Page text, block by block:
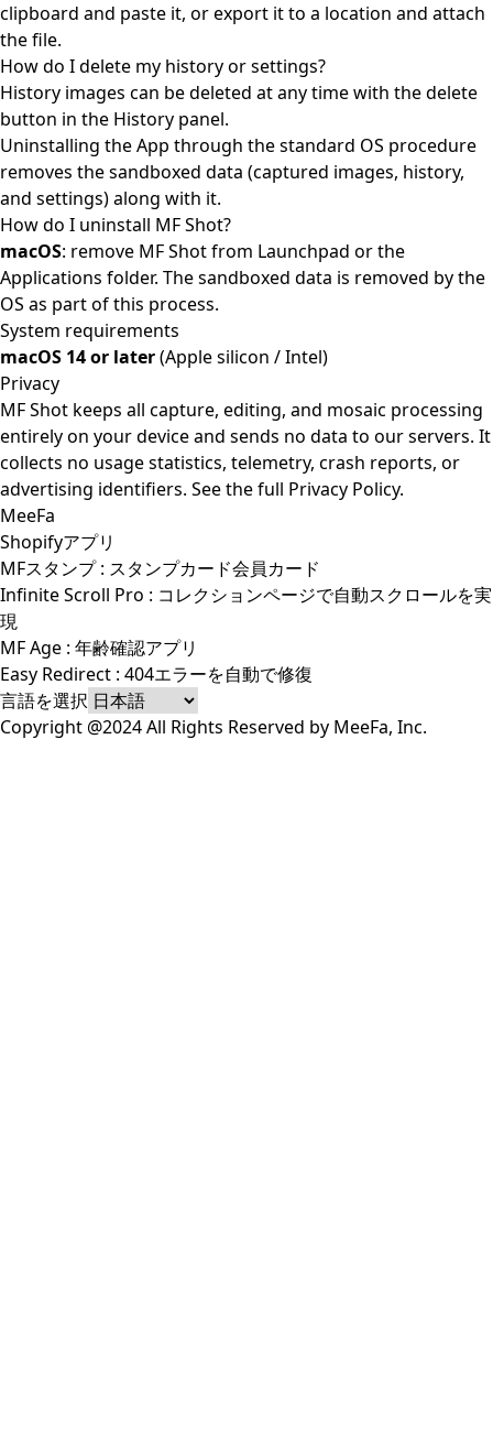
clipboard and paste it, or export it to a location and attach
the file.
How do I delete my history or settings?
History images can be deleted at any time with the delete
button in the History panel.
Uninstalling the App through the standard OS procedure
removes the sandboxed data (captured images, history,
and settings) along with it.
How do I uninstall MF Shot?
macOS: remove MF Shot from Launchpad or the
Applications folder. The sandboxed data is removed by the
OS as part of this process.
System requirements
macOS 14 or later(Apple silicon / Intel)
Privacy
MF Shot keeps all capture, editing, and mosaic processing
entirely on your device and sends no data to our servers. It
collects no usage statistics, telemetry, crash reports, or
advertising identifiers. See the full Privacy Policy.
MeeFa
Shopifyアプリ
MFスタンプ : スタンプカード会員カード
Infinite Scroll Pro : コレクションページで自動スクロールを実
現
MF Age : 年齢確認アプリ
Easy Redirect : 404エラーを自動で修復
言語を選択
Copyright @2024 All Rights Reserved by MeeFa, Inc.